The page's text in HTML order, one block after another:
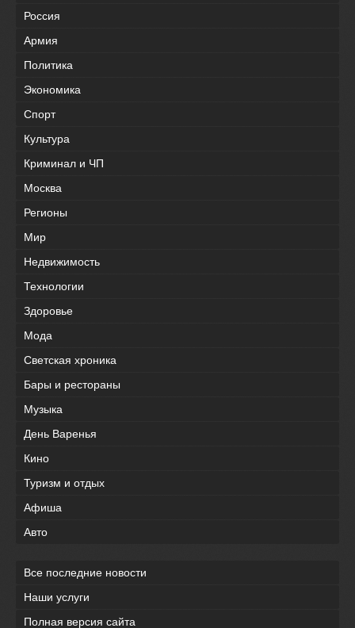
Россия
Армия
Политика
Экономика
Спорт
Культура
Криминал и ЧП
Москва
Регионы
Мир
Недвижимость
Технологии
Здоровье
Мода
Светская хроника
Бары и рестораны
Музыка
День Варенья
Кино
Туризм и отдых
Афиша
Авто
Все последние новости
Наши услуги
Полная версия сайта